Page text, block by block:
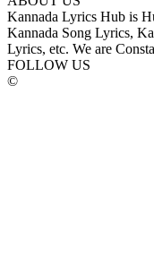
Kannada Lyrics Hub is
Kannada Song Lyrics,
Lyrics, etc. We are
FOLLOW US
©